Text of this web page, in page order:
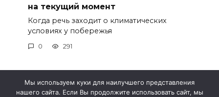
на текущий момент
Когда речь заходит о климатических
условиях у побережья
0 291
Мы используем куки для наилучшего представления
нашего сайта. Если Вы продолжите использовать сайт, мы